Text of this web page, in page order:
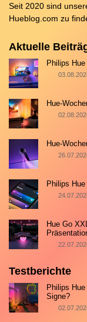
Seit 2020 sind
Hueblog.com zu
Aktuelle
Philips
Hue-
Hue-
Philips
Hue Go
Testberichte
Philips
Signe?